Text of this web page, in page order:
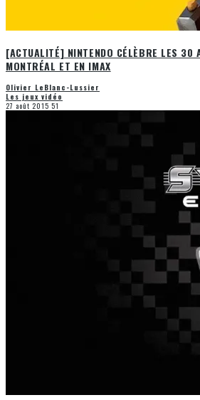
[ACTUALITÉ] NINTENDO CÉLÈBRE LES 30
MONTRÉAL ET EN IMAX
Olivier LeBlanc-Lussier
Les jeux vidéo
27 août 2015 51